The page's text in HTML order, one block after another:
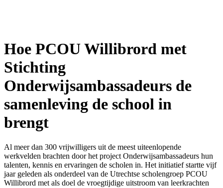
Hoe PCOU Willibrord met
Stichting
Onderwijsambassadeurs de
samenleving de school in
brengt
Al meer dan 300 vrijwilligers uit de meest uiteenlopende
werkvelden brachten door het project Onderwijsambassadeurs hun
talenten, kennis en ervaringen de scholen in. Het initiatief startte vijf
jaar geleden als onderdeel van de Utrechtse scholengroep PCOU
Willibrord met als doel de vroegtijdige uitstroom van leerkrachten